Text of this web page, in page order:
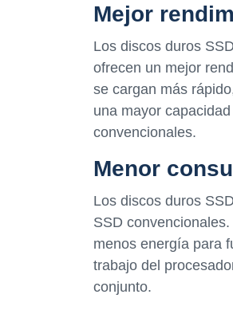
Mejor
Los discos duros
ofrecen un mejor
se cargan más
una mayor
convencionales.
Menor
Los discos duros
SSD
menos energía para
trabajo del
conjunto.